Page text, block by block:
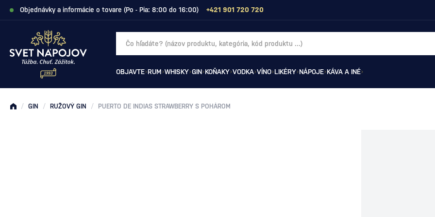
Objednávky a informácie o tovare (Po - Pia: 8:00 do 16:00) +421 901 720 720
OBJAVTE RUM WHISKY GIN KOŇAKY VODKA VÍNO LIKÉRY NÁPOJE KÁVA A INÉ
/ GIN / RUŽOVÝ GIN / PUERTO DE INDIAS STRAWBERRY S POHÁROM